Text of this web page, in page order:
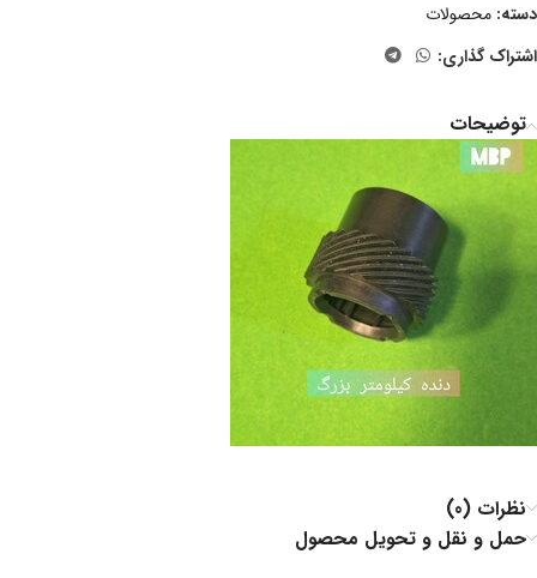
دسته: محصولات
اشتراک گذاری:
توضیحات
نظرات (0)
حمل و نقل و تحویل محصول